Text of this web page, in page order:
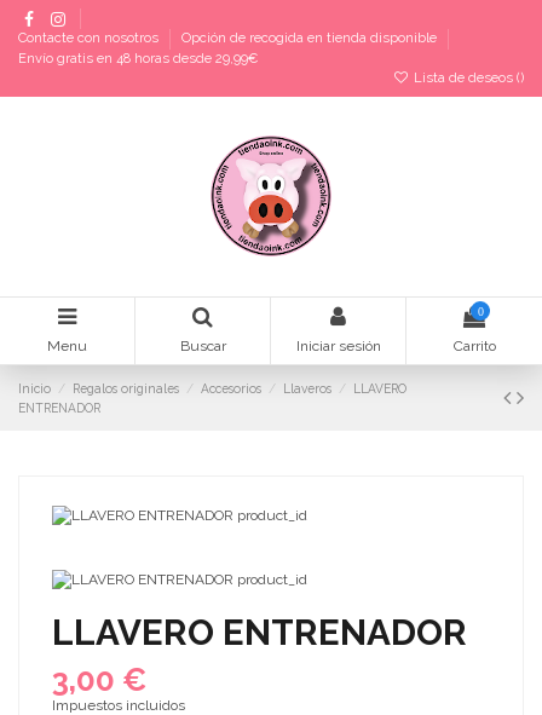
Contacte con nosotros
Opción de recogida en tienda disponible
Envío gratis en 48 horas desde 29,99€
Lista de deseos ()
Menu Buscar Iniciar sesión
0
Carrito
Inicio Regalos originales Accesorios Llaveros
LLAVERO
ENTRENADOR
LLAVERO ENTRENADOR
3,00 €
Impuestos incluidos